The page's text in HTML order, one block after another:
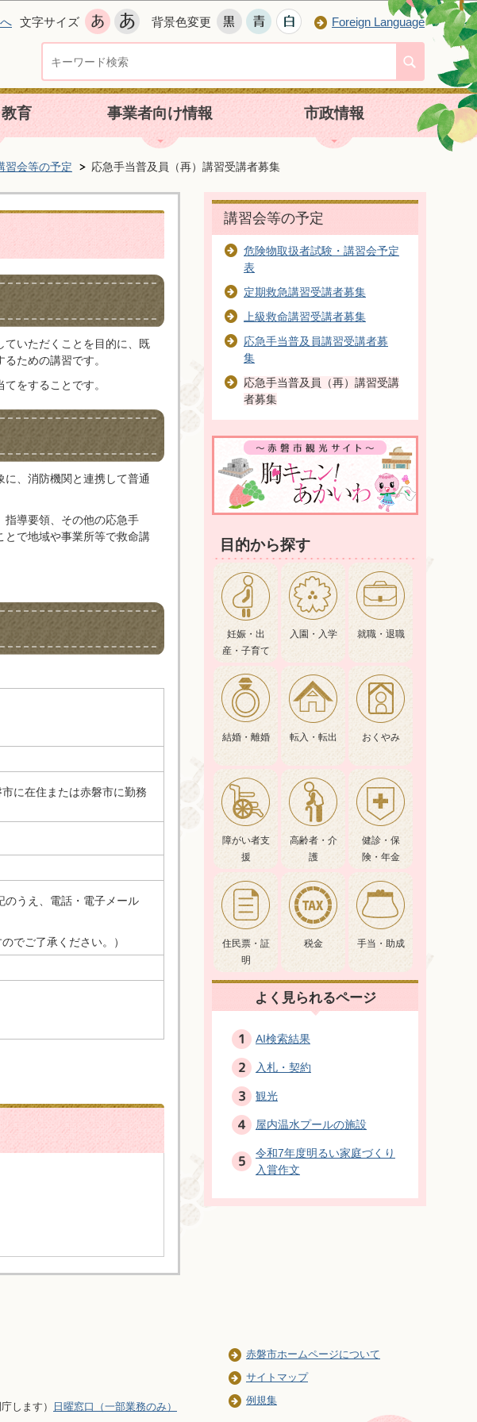
文字サイズ 背景色変更 Foreign Language
育 事業者向け情報 市政情報
習会等の予定 応急手当普及員（再）講習受講者募集
ていただくことを目的に、既
ための講習です。
をすることです。
、消防機関と連携して普通
指導要領、その他の応急手
とで地域や事業所等で救命講
に在住または赤磐市に勤務
のうえ、電話・電子メール
でご了承ください。）
講習会等の予定
危険物取扱者試験・講習会予定
表
定期救急講習受講者募集
上級救命講習受講者募集
応急手当普及員講習受講者募
集
応急手当普及員（再）講習受講
者募集
目的から探す
妊娠・出
産・子育て
入園・入学 就職・退職
結婚・離婚 転入・転出 おくやみ
障がい者支
援
高齢者・介
護
健診・保
険・年金
住民票・証
明
税金 手当・助成
よく見られるページ
AI検索結果
入札・契約
観光
屋内温水プールの施設
令和7年度明るい家庭づくり
入賞作文
します）
日曜窓口（一部業務のみ）
赤磐市ホームページについて
サイトマップ
例規集